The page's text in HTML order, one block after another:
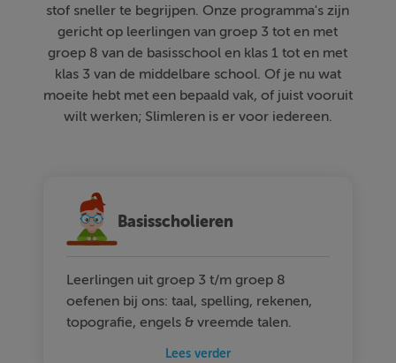
stof sneller te begrijpen. Onze programma's zijn
gericht op leerlingen van groep 3 tot en met
groep 8 van de basisschool en klas 1 tot en met
klas 3 van de middelbare school. Of je nu wat
moeite hebt met een bepaald vak, of juist vooruit
wilt werken; Slimleren is er voor iedereen.
Basisscholieren
Leerlingen uit groep 3 t/m groep 8
oefenen bij ons: taal, spelling, rekenen,
topografie, engels & vreemde talen.
Lees verder